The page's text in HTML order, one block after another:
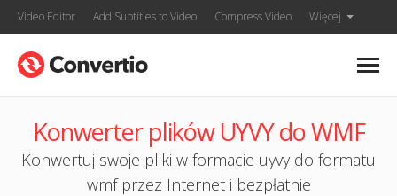
Video Editor Add Subtitles to Video Compress Video Więcej
Konwerter plików UYVY do WMF
Konwertuj swoje pliki w formacie uyvy do formatu
wmf przez Internet i bezpłatnie